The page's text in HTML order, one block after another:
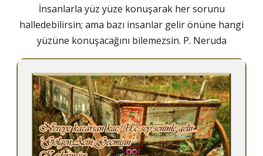
İnsanlarla yüz yüze konuşarak her sorunu
halledebilirsin; ama bazı insanlar gelir önüne hangi
yüzüne konuşacağını bilemezsin. P. Neruda